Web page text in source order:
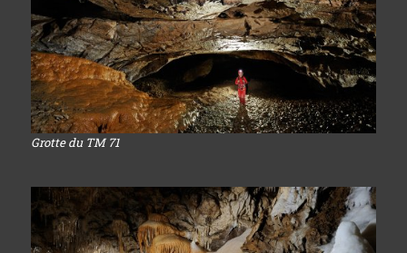
Grotte du TM 71